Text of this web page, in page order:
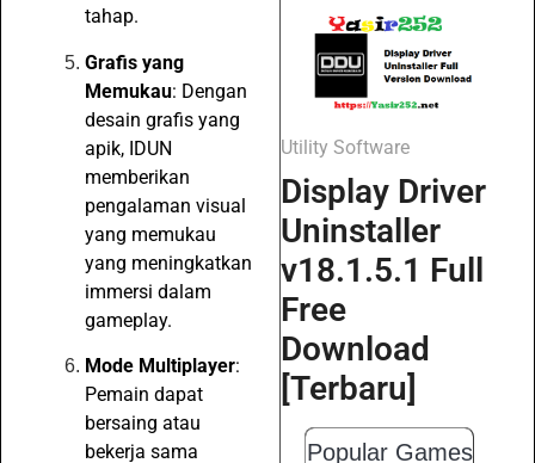
tahap.
Grafis yang
Memukau: Dengan
desain grafis yang
apik, IDUN
memberikan
pengalaman visual
yang memukau
yang meningkatkan
immersi dalam
gameplay.
Mode Multiplayer:
Pemain dapat
bersaing atau
bekerja sama
Utility Software
Display Driver
Uninstaller
v18.1.5.1 Full
Free
Download
[Terbaru]
Popular Games